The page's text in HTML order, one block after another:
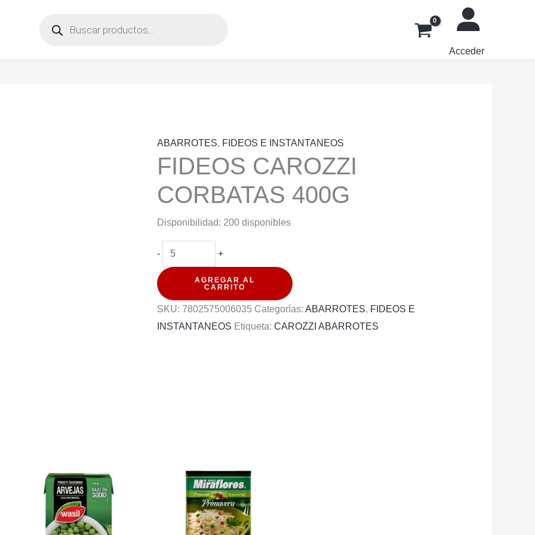
productos
Acceder
ABARROTES, FIDEOS E INSTANTANEOS
FIDEOS CAROZZI
CORBATAS 400G
Disponibilidad: 200 disponibles
-
FIDEOS
CAROZZI
CORBATAS
400G
+
AGREGAR AL
CARRITO
SKU: 7802575006035 Categorías:ABARROTES, FIDEOS E
INSTANTANEOS Etiqueta:CAROZZI ABARROTES